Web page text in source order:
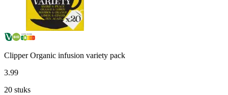
Clipper Organic infusion variety pack
3.99
20 stuks